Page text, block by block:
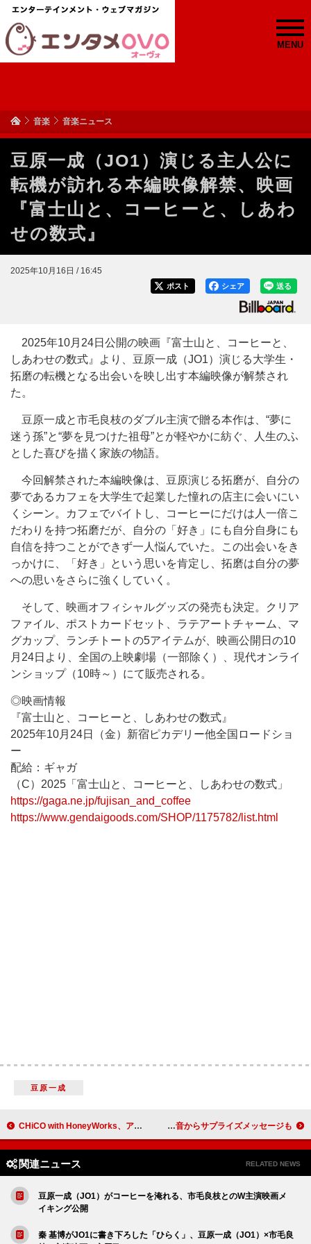
MENU
音楽 音楽ニュース
豆原一成（JO1）演じる主人公に
転機が訪れる本編映像解禁、映画
『富士山と、コーヒーと、しあわ
せの数式』
2025年10月16日 / 16:45
送る
シェア
ポスト
2025年10月24日公開の映画『富士山と、コーヒーと、
しあわせの数式』より、豆原一成（JO1）演じる大学生・
拓磨の転機となる出会いを映し出す本編映像が解禁され
た。
豆原一成と市毛良枝のダブル主演で贈る本作は、“夢に
迷う孫”と“夢を見つけた祖母”とが軽やかに紡ぐ、人生のふ
とした喜びを描く家族の物語。
今回解禁された本編映像は、豆原演じる拓磨が、自分の
夢であるカフェを大学生で起業した憧れの店主に会いにい
くシーン。カフェでバイトし、コーヒーにだけは人一倍こ
だわりを持つ拓磨だが、自分の「好き」にも自分自身にも
自信を持つことができず一人悩んでいた。この出会いをき
っかけに、「好き」という思いを肯定し、拓磨は自分の夢
への思いをさらに強くしていく。
そして、映画オフィシャルグッズの発売も決定。クリア
ファイル、ポストカードセット、ラテアートチャーム、マ
グカップ、ランチトートの5アイテムが、映画公開日の10
月24日より、全国の上映劇場（一部除く）、現代オンライ
ンショップ（10時～）にて販売される。
◎映画情報
『富士山と、コーヒーと、しあわせの数式』
2025年10月24日（金）新宿ピカデリー他全国ロードショ
ー
配給：ギャガ
（C）2025「富士山と、コーヒーと、しあわせの数式」
https://gaga.ne.jp/fujisan_and_coffee
https://www.gendaigoods.com/SHOP/1175782/list.html
豆原一成
CHiCO with HoneyWorks、アニメ『キミと越えて恋になる』OPテーマ「くすぐったい。」先行配信開始＆MV公開 原因は自分にある。イベント撮影をかが屋加賀が担当、川谷絵音からサプライズメッセージも
関連ニュース RELATED NEWS
豆原一成（JO1）がコーヒーを淹れる、市毛良枝とのW主演映画メ
イキング公開
秦 基博がJO1に書き下ろした「ひらく」、豆原一成（JO1）×市毛良